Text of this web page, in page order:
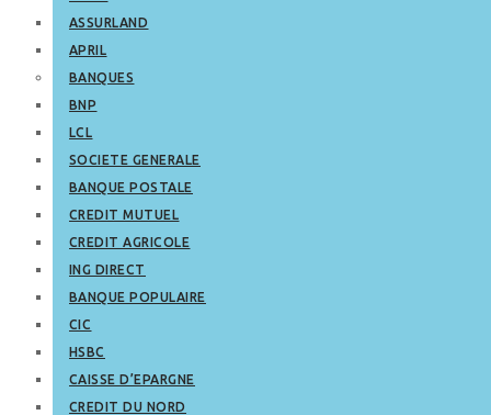
ASSURLAND
APRIL
BANQUES
BNP
LCL
SOCIETE GENERALE
BANQUE POSTALE
CREDIT MUTUEL
CREDIT AGRICOLE
ING DIRECT
BANQUE POPULAIRE
CIC
HSBC
CAISSE D’EPARGNE
CREDIT DU NORD